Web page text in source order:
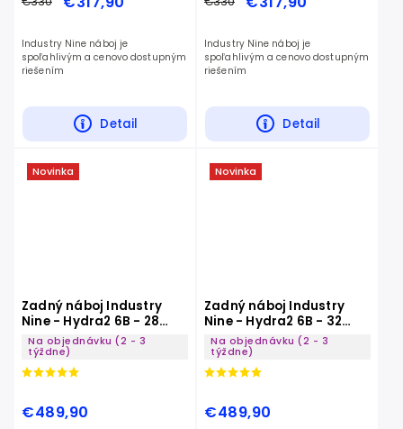
Detail
Industry Nine náboj je
spoľahlivým a cenovo dostupným
riešením
Detail
Industry Nine náboj je
spoľahlivým a cenovo dostupným
riešením
Novinka
Zadný náboj Industry
Nine - Hydra2 6B - 28
Dier
Na objednávku (2 - 3
týždne)
€489,90
Novinka
Zadný náboj Industry
Nine - Hydra2 6B - 32
Dier
Na objednávku (2 - 3
týždne)
€489,90